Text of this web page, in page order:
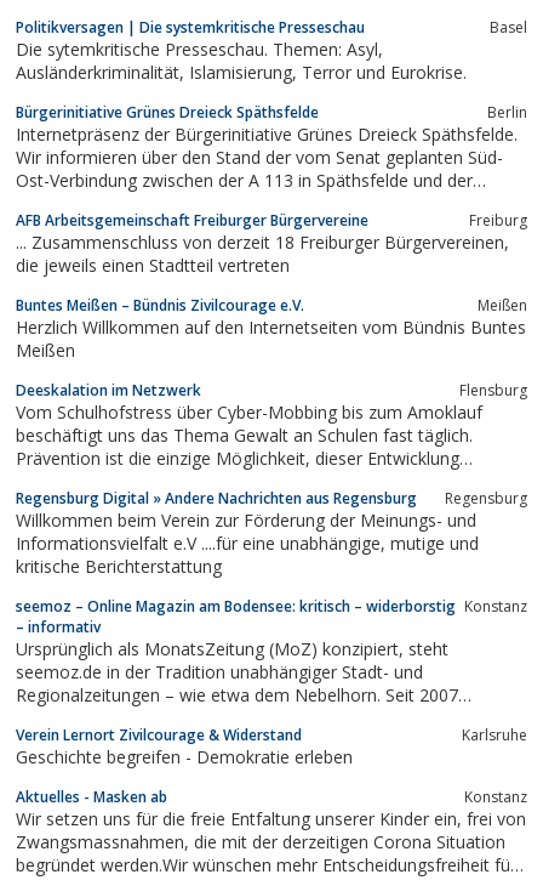
Politikversagen | Die systemkritische Presseschau Basel
Die sytemkritische Presseschau. Themen: Asyl,
Ausländerkriminalität, Islamisierung, Terror und Eurokrise.
Bürgerinitiative Grünes Dreieck Späthsfelde Berlin
Internetpräsenz der Bürgerinitiative Grünes Dreieck Späthsfelde.
Wir informieren über den Stand der vom Senat geplanten Süd-
Ost-Verbindung zwischen der A 113 in Späthsfelde und der
AFB Arbeitsgemeinschaft Freiburger Bürgervereine Freiburg
... Zusammenschluss von derzeit 18 Freiburger Bürgervereinen,
die jeweils einen Stadtteil vertreten
Buntes Meißen – Bündnis Zivilcourage e.V. Meißen
Herzlich Willkommen auf den Internetseiten vom Bündnis Buntes
Meißen
Deeskalation im Netzwerk Flensburg
Vom Schulhofstress über Cyber-Mobbing bis zum Amoklauf
beschäftigt uns das Thema Gewalt an Schulen fast täglich.
Prävention ist die einzige Möglichkeit, dieser Entwicklung
Regensburg Digital » Andere Nachrichten aus Regensburg Regensburg
Willkommen beim Verein zur Förderung der Meinungs- und
Informationsvielfalt e.V ....für eine unabhängige, mutige und
kritische Berichterstattung
seemoz – Online Magazin am Bodensee: kritisch – widerborstig
– informativ
Konstanz
Ursprünglich als MonatsZeitung (MoZ) konzipiert, steht
seemoz.de in der Tradition unabhängiger Stadt- und
Regionalzeitungen – wie etwa dem Nebelhorn. Seit 2007
politische und kulturelle Geschehen im
Bodenseeraum.seemoz.de publiziert täglich neue Artikel, ...
Verein Lernort Zivilcourage & Widerstand Karlsruhe
Geschichte begreifen - Demokratie erleben
Aktuelles - Masken ab Konstanz
Wir setzen uns für die freie Entfaltung unserer Kinder ein, frei von
Zwangsmassnahmen, die mit der derzeitigen Corona Situation
begründet werden.Wir wünschen mehr Entscheidungsfreiheit für